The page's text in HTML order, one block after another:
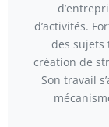
d’activités.
des sujets
création de
Son travail